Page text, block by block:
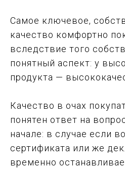
Самое ключевое,
качество комфортно
вследствие того
понятный аспект: у
продукта —
Качество в очах
понятен ответ на
начале: в случае если
сертификата или же
временно